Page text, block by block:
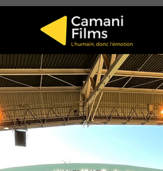
Quand le Chœur Jaune
s’emballe…
Après avoir réalisé plusieurs vidéos
collaboratives à l’occasion de la finale 2022
puis lors des matches face à la Juventus, j’ai
décidé...